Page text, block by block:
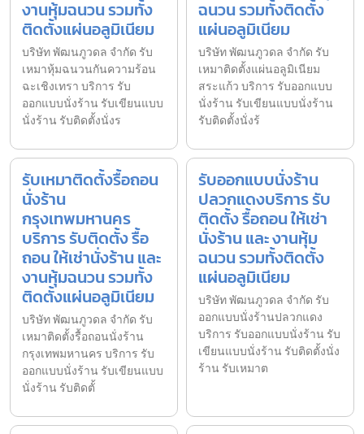
งานหุ้มฉนวน รวมทั้ง
ติดตั้งแผ่นอลูมิเนียม
บริษัท พัฒนภูวดล จำกัด รับ
เหมาหุ้มฉนวนกันความร้อน
ฉะเชิงเทรา บริการ รับ
ออกแบบนั่งร้าน รับเขียนแบบ
นั่งร้าน รับติดตั้งนั่งร
ฉนวน รวมทั้งติดตั้ง
แผ่นอลูมิเนียม
บริษัท พัฒนภูวดล จำกัด รับ
เหมาติดตั้งแผ่นอลูมิเนียม
สระแก้ว บริการ รับออกแบบ
นั่งร้าน รับเขียนแบบนั่งร้าน
รับติดตั้งนั่งร้
รับเหมาติดตั้งรื้อถอน
นั่งร้าน
กรุงเทพมหานคร
บริการ รับติดตั้ง รื้อ
ถอน ให้เช่านั่งร้าน และ
งานหุ้มฉนวน รวมทั้ง
ติดตั้งแผ่นอลูมิเนียม
บริษัท พัฒนภูวดล จำกัด รับ
เหมาติดตั้งรื้อถอนนั่งร้าน
กรุงเทพมหานคร บริการ รับ
ออกแบบนั่งร้าน รับเขียนแบบ
นั่งร้าน รับติดตั้
รับออกแบบนั่งร้าน
ปลวกแดงบริการ รับ
ติดตั้ง รื้อถอน ให้เช่า
นั่งร้าน และ งานหุ้ม
ฉนวน รวมทั้งติดตั้ง
แผ่นอลูมิเนียม
บริษัท พัฒนภูวดล จำกัด รับ
ออกแบบนั่งร้านปลวกแดง
บริการ รับออกแบบนั่งร้าน รับ
เขียนแบบนั่งร้าน รับติดตั้งนั่ง
ร้าน รับเหมาต